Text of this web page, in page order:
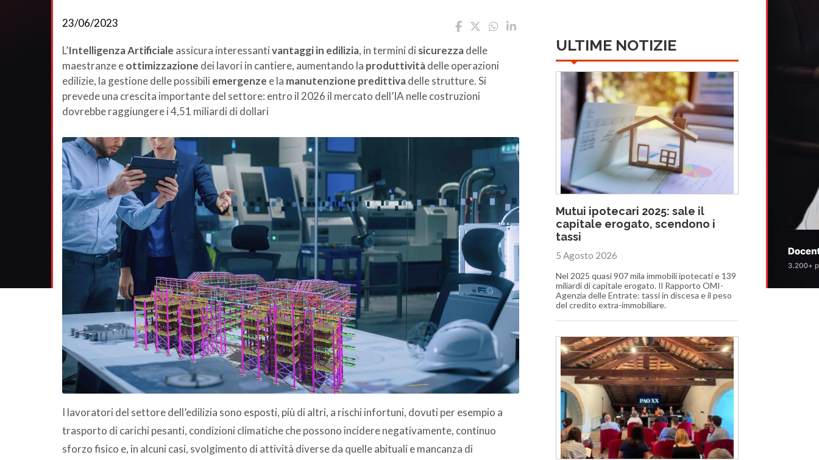
23/06/2023
L’Intelligenza Artificiale assicura interessantivantaggi in edilizia, in termini di sicurezzadelle
maestranze eottimizzazione dei lavori in cantiere, aumentando la produttivitàdelle operazioni
edilizie, la gestione delle possibili emergenze e la manutenzione predittivadelle strutture. Si
prevede una crescita importante del settore: entro il 2026 il mercato dell’IA nelle costruzioni
dovrebbe raggiungere i 4,51 miliardi di dollari
I lavoratori del settore dell’edilizia sono esposti, più di altri, a rischi infortuni, dovuti per esempio a
trasporto di carichi pesanti, condizioni climatiche che possono incidere negativamente, continuo
sforzo fisico e, in alcuni casi, svolgimento di attività diverse da quelle abituali e mancanza di
ULTIME NOTIZIE
Mutui ipotecari 2025: sale il
capitale erogato, scendono i
tassi
5 Agosto 2026
Nel 2025 quasi 907 mila immobili ipotecati e 139
miliardi di capitale erogato. Il Rapporto OMI-
Agenzia delle Entrate: tassi in discesa e il peso
del credito extra-immobiliare.